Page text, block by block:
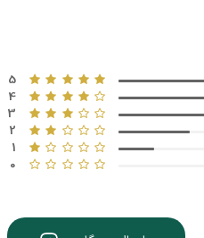
5
4
3
2
1
0